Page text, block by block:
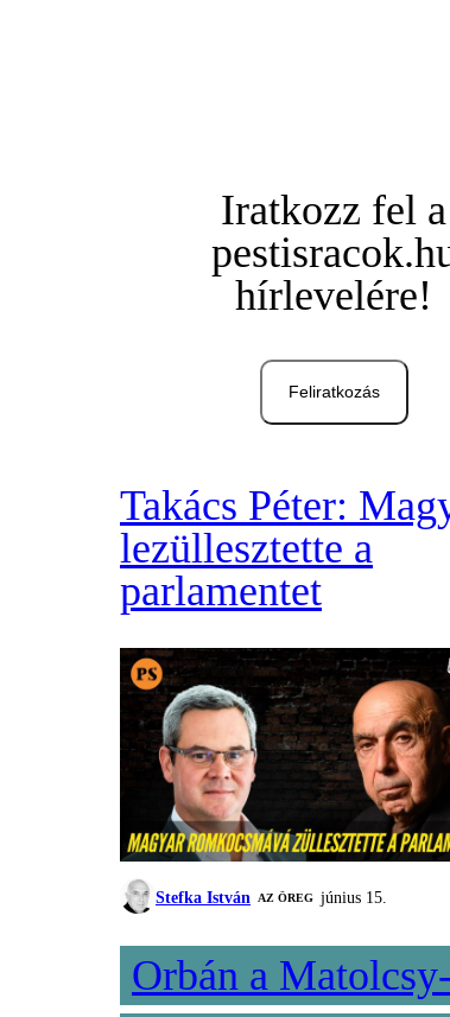
Iratkozz fel a
hírlevelére!
Feliratkozás
Takács Péter:
lezüllesztette a
parlamentet
Stefka István AZ ÖREG június 15.
Orbán a